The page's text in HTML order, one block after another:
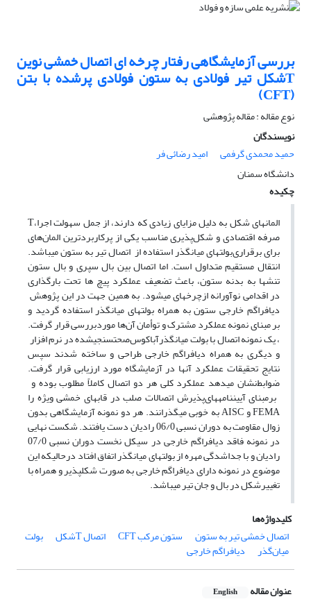
بررسی آزمایشگاهی رفتار چرخه ای اتصال خمشی نوین
Tشکل تیر فولادی به ستون فولادی پرشده با بتن
(CFT)
نوع مقاله : مقاله پژوهشی
نویسندگان
حمید محمدی گرفمی
امید رضائی فر
دانشگاه سمنان
چکیده
المان­های
Tشکل به دلیل مزایای زیادی که دارند، از جمل سهولت اجرا،
صرفه اقتصادی و شکل‌پذیری مناسب یکی از پرکاربردترین المان‌های
اتصال تیر به ستون می­باشد. استفاده ازبولت­های میان­گذربرای برقراری
اتصال بین بال سپری و بال ستون متداول است. اماانتقال مستقیم
تنش­ها به بدنه ستون، باعث تضعیف عملکرد پیچ ها تحت بارگذاری
چرخه­ای میشود. به همین جهت در این پژوهشدر اقدامی نوآورانه از
دیافراگم خارجی ستون به همراه بولت­های میان­گذر استفاده گردید و
عملکرد مشترک و توأمان آن‌ها موردبررسی قرار گرفت.بر مبنای نمونه
صحت­سنجی­شده در نرم افزارآباکوس، یک نمونه اتصال با بولت میان­گذر
و دیگری به همراه دیافراگم خارجی طراحی و ساخته شدند سپس
عملکرد آنها در آزمایشگاه مورد ارزیابی قرار گرفت.نتایج تحقیقات
نشان می­دهد عملکرد کلی هر دو اتصال کاملاً مطلوب بوده وضوابط
پذیرش اتصالات صلب در قاب­های خمشی ویژه رابرمبنای آیین­نامه­های
AISCوFEMA به خوبی میگذرانند. هر دو نمونه آزمایشگاهی بدون
زوال مقاومت به دوران نسبی 06/0 رادیان دست یافتند. شکست نهایی
در نمونه فاقد دیافراگم خارجی در سیکل نخست دوران نسبی 07/0
رادیان و با جداشدگی مهره از بولت­های میان­گذر اتفاق افتاد درحالی­که این
موضوع در نمونه دارای دیافراگم خارجی به صورت شکل­پذیر و همراه با
تغییرشکل در بال و جان تیر می­باشد.
کلیدواژه‌ها
اتصال خمشی تیر به ستون
ستون مرکب CFT اتصال Tشکل بولت
میان‌گذر دیافراگم خارجی
عنوان مقاله English